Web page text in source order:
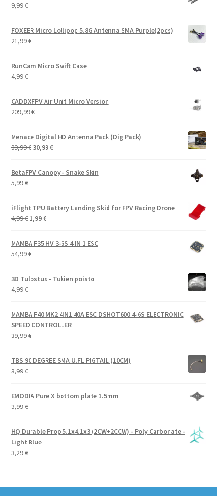
9,99€
FOXEER Micro Lollipop 5.8G Antenna SMA Purple(2pcs)
21,99€
RunCam Micro Swift Case
4,99€
CADDXFPV Air Unit Micro Version
209,99€
Menace Digital HD Antenna Pack (DigiPack)
39,99€ Alkuperäinen
oli:
39,99 €.
30,99€Nykyinen
30,99 €.
BetaFPV Canopy - Snake Skin
5,99€
iFlight TPU Battery Landing Skid for FPV Racing Drone
4,99€ Alkuperäinen
oli:
4,99 €.
1,99€Nykyinen
on:
MAMBA F35 HV 3-6S 4 IN 1 ESC
54,99€
3D Tulostus - Tukien poisto
4,99€
MAMBA F40 MK2 4IN1 40A ESC DSHOT600 4-6S ELECTRONIC
SPEED CONTROLLER
39,99€
TBS 90 DEGREE SMA U.FL PIGTAIL (10CM)
3,99€
EMODIA Pure X bottom plate 1.5mm
3,99€
HQ Durable Prop 5.1x4.1x3 (2CW+2CCW) - Poly Carbonate -
Light Blue
3,29€